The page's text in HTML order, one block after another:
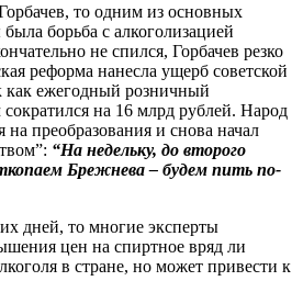
то одним из основных
борьба с алкоголизацией
не спился, Горбачев резко
реформа нанесла ущерб советской
как ежегодный розничный
сократился на 16 млрд рублей. Народ
преобразования и снова начал
“На недельку, до второго
Брежнева – будем пить по-
дней, то многие эксперты
цен на спиртное вряд ли
в стране, но может привести к